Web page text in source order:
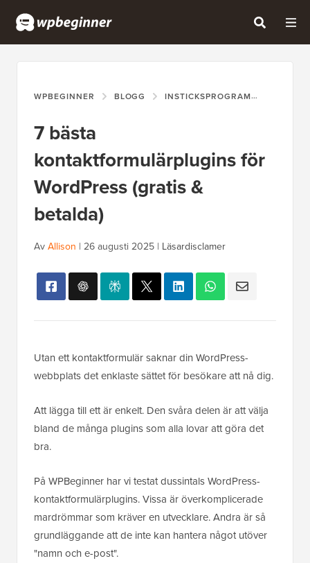
WPBEGINNER BLOGG INSTICKSPROGRAM
7 bästa
kontaktformulärplugins för
WordPress (gratis &
betalda)
AvAllison | 26 augusti 2025 | Läsardisclamer
Utan ett kontaktformulär saknar din WordPress-
webbplats det enklaste sättet för besökare att nå dig.
Att lägga till ett är enkelt. Den svåra delen är att välja
bland de många plugins som alla lovar att göra det
bra.
På WPBeginner har vi testat dussintals WordPress-
kontaktformulärplugins. Vissa är överkomplicerade
mardrömmar som kräver en utvecklare. Andra är så
grundläggande att de inte kan hantera något utöver
"namn och e-post".